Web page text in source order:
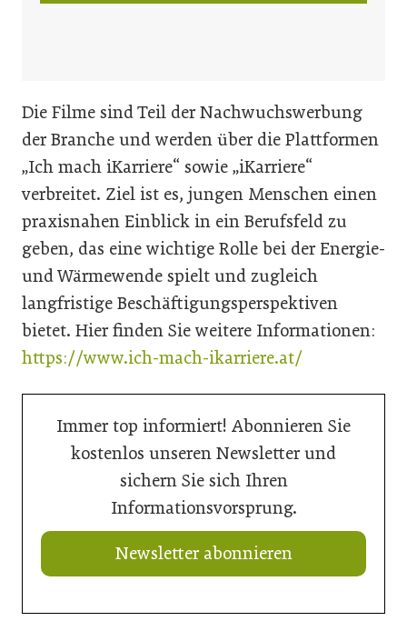
Die Filme sind Teil der Nachwuchswerbung
der Branche und werden über die Plattformen
„Ich mach iKarriere“ sowie „iKarriere“
verbreitet. Ziel ist es, jungen Menschen einen
praxisnahen Einblick in ein Berufsfeld zu
geben, das eine wichtige Rolle bei der Energie-
und Wärmewende spielt und zugleich
langfristige Beschäftigungsperspektiven
bietet. Hier finden Sie weitere Informationen:
https://www.ich-mach-ikarriere.at/
Immer top informiert! Abonnieren Sie
kostenlos unseren Newsletter und
sichern Sie sich Ihren
Informationsvorsprung.
Newsletter abonnieren